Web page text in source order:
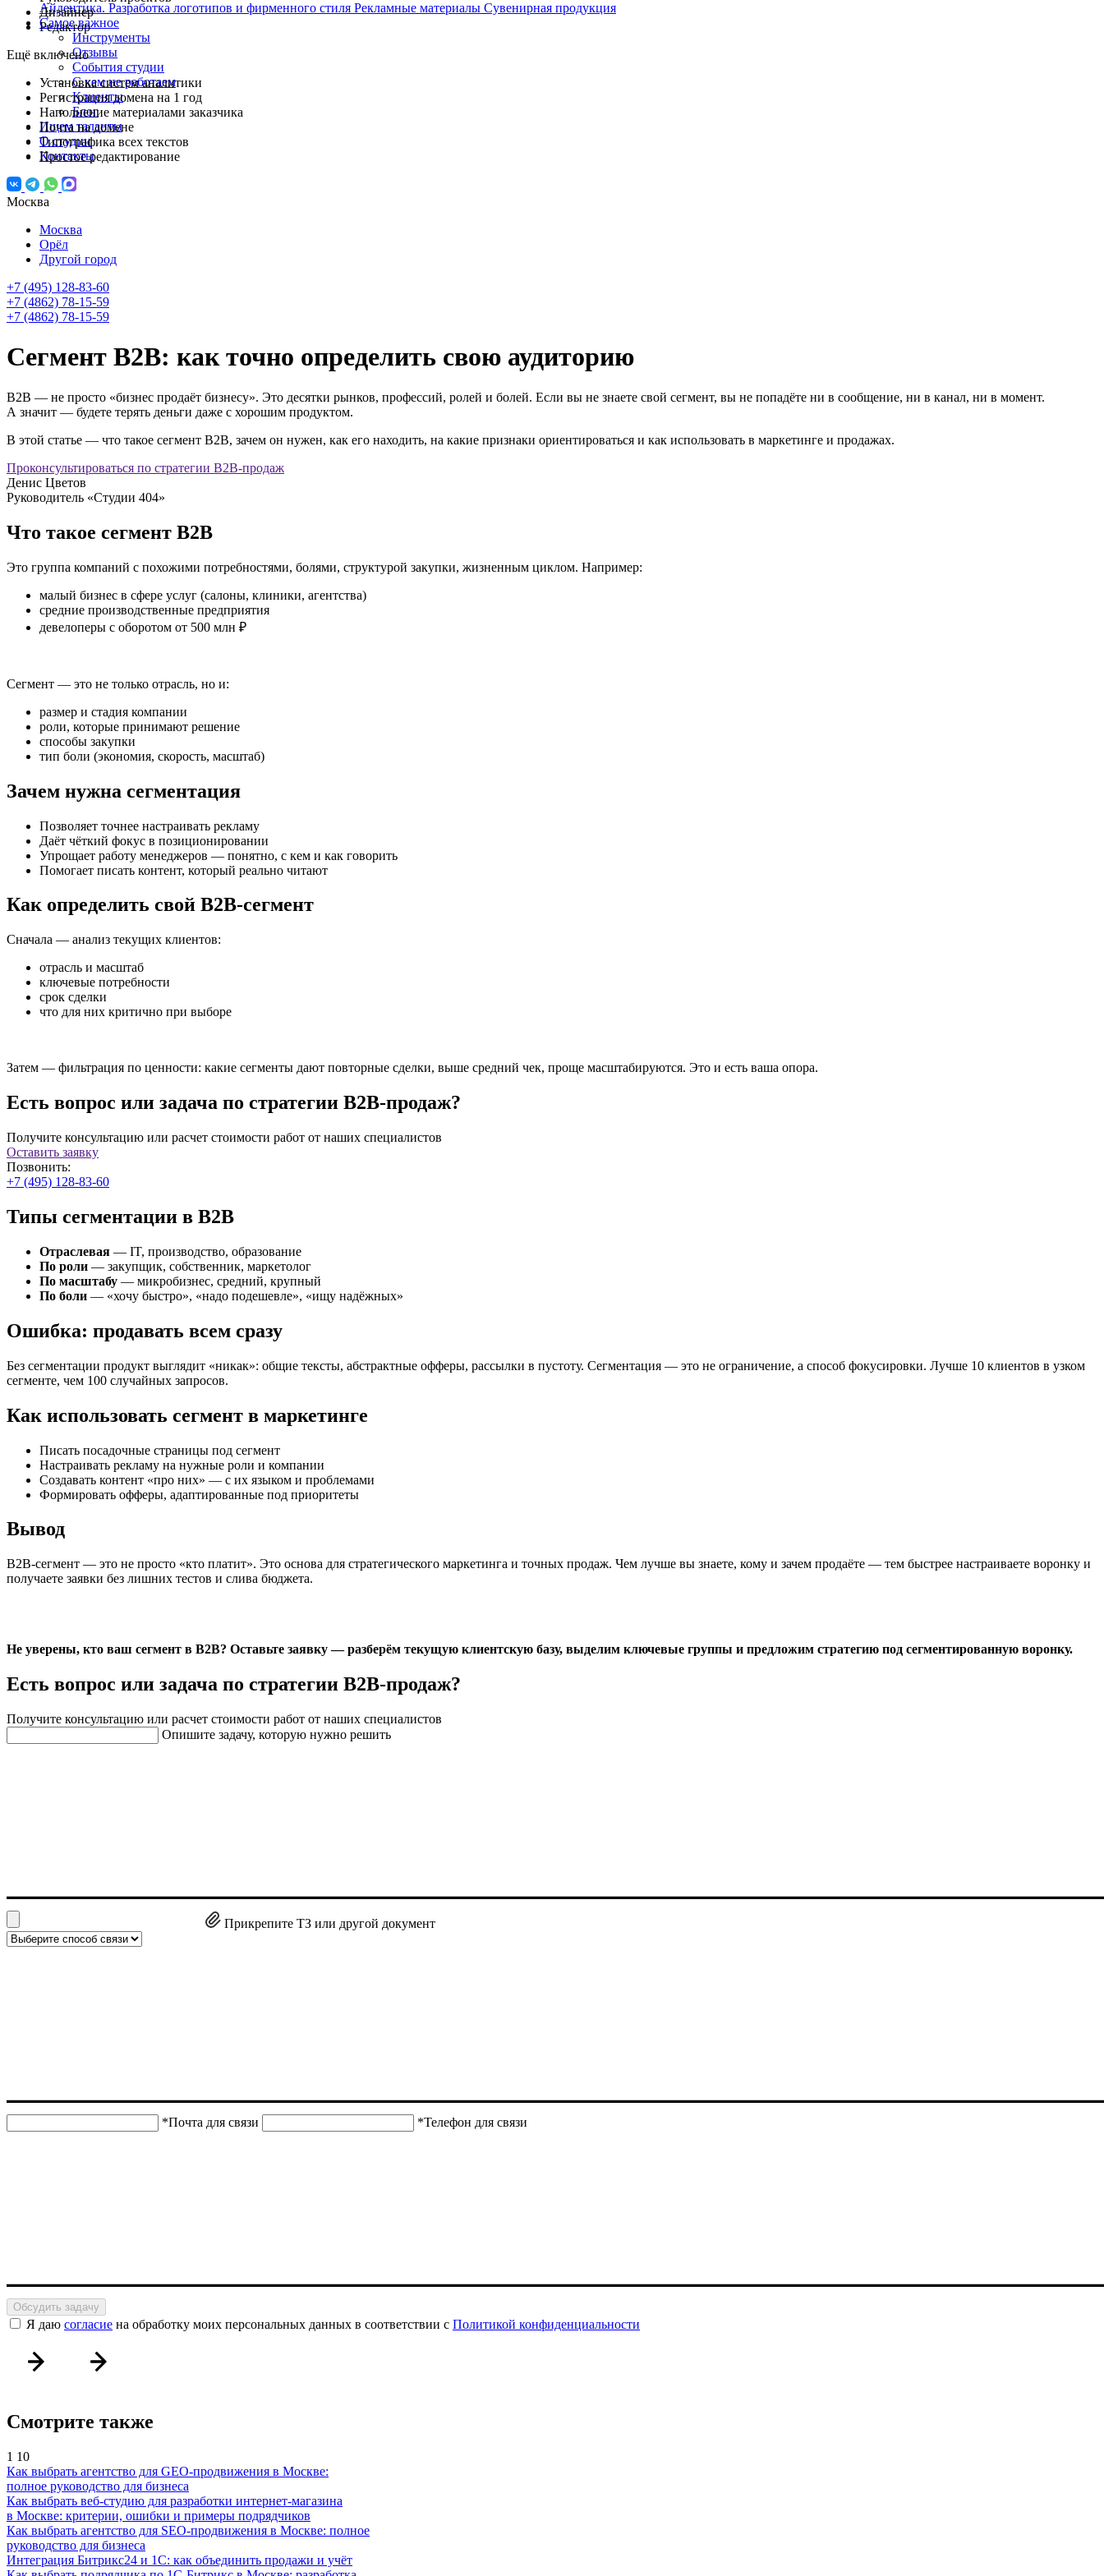
Айдентика. Разработка логотипов и фирменного стиля Рекламные материалы Сувенирная продукция
Самое важное
Инструменты
Отзывы
События студии
С кем не работаем
Клиенты
Блог
Ищем таланты
О студии
Контакты
Москва
Москва
Орёл
Другой город
+7 (495) 128-83-60
+7 (4862) 78-15-59
+7 (4862) 78-15-59
Сегмент B2B: как точно определить свою аудиторию
B2B — не просто «бизнес продаёт бизнесу». Это десятки рынков, профессий, ролей и болей. Если вы не знаете свой сегмент, вы не попадёте ни в сообщение, ни в канал, ни в момент.
А значит — будете терять деньги даже с хорошим продуктом.
В этой статье — что такое сегмент B2B, зачем он нужен, как его находить, на какие признаки ориентироваться и как использовать в маркетинге и продажах.
Проконсультироваться по стратегии B2B-продаж
Денис Цветов
Руководитель «Студии 404»
Что такое сегмент B2B
Это группа компаний с похожими потребностями, болями, структурой закупки, жизненным циклом. Например:
малый бизнес в сфере услуг (салоны, клиники, агентства)
средние производственные предприятия
девелоперы с оборотом от 500 млн ₽
Сегмент — это не только отрасль, но и:
размер и стадия компании
роли, которые принимают решение
способы закупки
тип боли (экономия, скорость, масштаб)
Зачем нужна сегментация
Позволяет точнее настраивать рекламу
Даёт чёткий фокус в позиционировании
Упрощает работу менеджеров — понятно, с кем и как говорить
Помогает писать контент, который реально читают
Как определить свой B2B-сегмент
Сначала — анализ текущих клиентов:
отрасль и масштаб
ключевые потребности
срок сделки
что для них критично при выборе
Затем — фильтрация по ценности: какие сегменты дают повторные сделки, выше средний чек, проще масштабируются. Это и есть ваша опора.
Есть вопрос или задача по стратегии B2B-продаж?
Получите консультацию или расчет стоимости работ от наших специалистов
Оставить заявку
Позвонить:
+7 (495) 128-83-60
Типы сегментации в B2B
Отраслевая — IT, производство, образование
По роли — закупщик, собственник, маркетолог
По масштабу — микробизнес, средний, крупный
По боли — «хочу быстро», «надо подешевле», «ищу надёжных»
Ошибка: продавать всем сразу
Без сегментации продукт выглядит «никак»: общие тексты, абстрактные офферы, рассылки в пустоту. Сегментация — это не ограничение, а способ фокусировки. Лучше 10 клиентов в узком
сегменте, чем 100 случайных запросов.
Как использовать сегмент в маркетинге
Писать посадочные страницы под сегмент
Настраивать рекламу на нужные роли и компании
Создавать контент «про них» — с их языком и проблемами
Формировать офферы, адаптированные под приоритеты
Вывод
B2B-сегмент — это не просто «кто платит». Это основа для стратегического маркетинга и точных продаж. Чем лучше вы знаете, кому и зачем продаёте — тем быстрее настраиваете воронку и
получаете заявки без лишних тестов и слива бюджета.
Не уверены, кто ваш сегмент в B2B? Оставьте заявку — разберём текущую клиентскую базу, выделим ключевые группы и предложим стратегию под сегментированную воронку.
Есть вопрос или задача по стратегии B2B-продаж?
Получите консультацию или расчет стоимости работ от наших специалистов
Опишите задачу, которую нужно решить
Прикрепите ТЗ или другой документ
*Почта для связи *Телефон для связи
Обсудить задачу
Я даю согласие на обработку моих персональных данных в соответствии с Политикой конфиденциальности
Смотрите также
1 10
Как выбрать агентство для GEO-продвижения в Москве:
полное руководство для бизнеса
Как выбрать веб-студию для разработки интернет-магазина
в Москве: критерии, ошибки и примеры подрядчиков
Как выбрать агентство для SEO-продвижения в Москве: полное
руководство для бизнеса
Интеграция Битрикс24 и 1С: как объединить продажи и учёт
Дизайнер
Редактор
Ещё включено
Установка систем аналитики
Регистрация домена на 1 год
Наполнение материалами заказчика
Почта на домене
Типографика всех текстов
Простое редактирование